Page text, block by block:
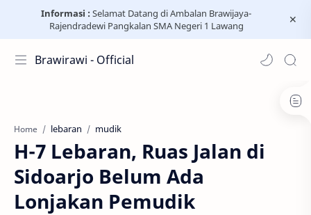
Informasi :Selamat Datang di Ambalan Brawijaya-
Rajendradewi Pangkalan SMA Negeri 1 Lawang
Brawirawi - Official
Home lebaran mudik
H-7 Lebaran, Ruas Jalan di
Sidoarjo Belum Ada
Lonjakan Pemudik